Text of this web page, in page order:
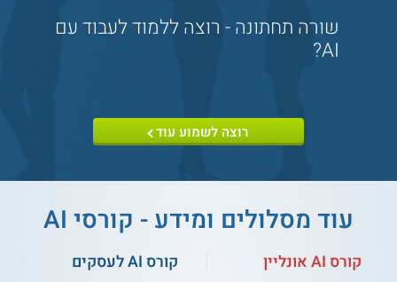
שורה תחתונה - רוצה ללמוד לעבוד עם
AI?
רוצה לשמוע עוד
עוד מסלולים ומידע - קורסי AI
קורס AI אונליין
קורס AI לעסקים